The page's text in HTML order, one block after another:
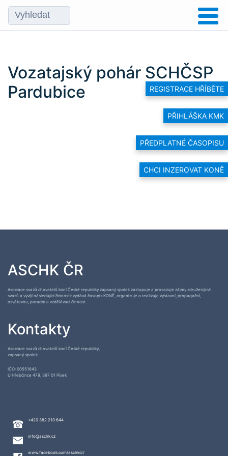
REGISTRACE HŘÍBĚTE
PŘIHLÁŠKA KMK
PŘEDPLATNÉ ČASOPISU
CHCI INZEROVAT KONĚ
Vozatajský pohár SCHČSP
Pardubice
ASCHK ČR
Asociace svazů chovatelů koní České republiky zapsaný spolek zastupuje a prosazuje zájmy sdruženýcvh
svazů a vyvíjí následující činnosti: vydává časopis KONĚ, organizuje a realizuje výstavní, propagační,
osvětovou, poradní a vzdělávací činnost.
Kontakty
Asociace svazů chovatelů koní České republiky,
zapsaný spolek
IČO: 00551643
U Hřebčince 479, 397 01 Písek
+420 382 210 644
info@aschk.cz
www.facebook.com/aschkcr/